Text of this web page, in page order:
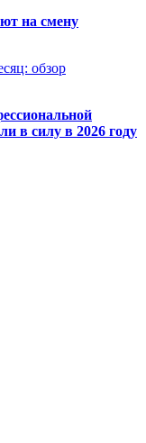
на смену
обзор
в силу в 2026 году